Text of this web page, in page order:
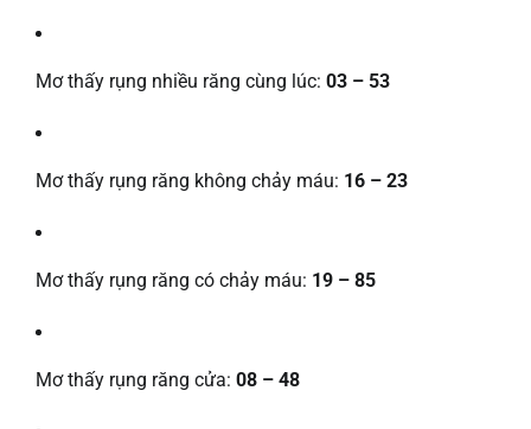
Mơ thấy rụng nhiều răng cùng lúc: 03 – 53
Mơ thấy rụng răng không chảy máu: 16 – 23
Mơ thấy rụng răng có chảy máu: 19 – 85
Mơ thấy rụng răng cửa: 08 – 48